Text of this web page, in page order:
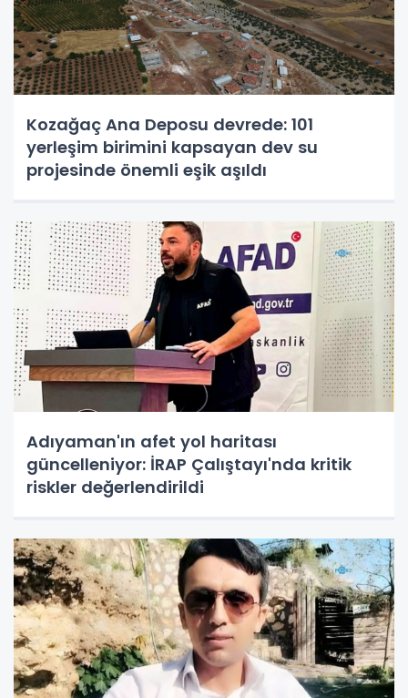
Kozağaç Ana Deposu devrede: 101
yerleşim birimini kapsayan dev su
projesinde önemli eşik aşıldı
Adıyaman'ın afet yol haritası
güncelleniyor: İRAP Çalıştayı'nda kritik
riskler değerlendirildi